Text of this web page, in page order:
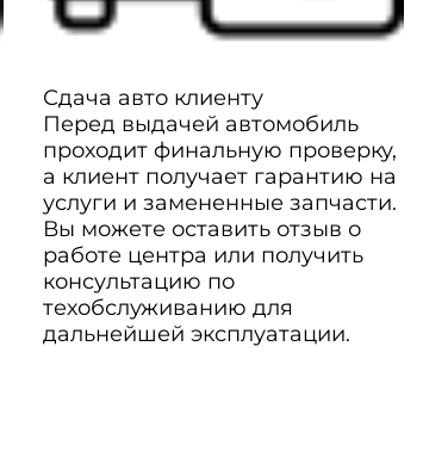
Сдача авто клиенту
Перед выдачей автомобиль
проходит финальную проверку,
а клиент получает гарантию на
услуги и замененные запчасти.
Вы можете оставить отзыв о
работе центра или получить
консультацию по
техобслуживанию для
дальнейшей эксплуатации.